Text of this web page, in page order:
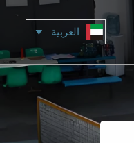
العربية 